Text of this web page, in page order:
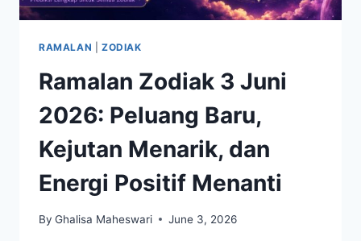
RAMALAN ZODIAK
Ramalan Zodiak 3 Juni
2026: Peluang Baru,
Kejutan Menarik, dan
Energi Positif Menanti
By Ghalisa Maheswari June 3, 2026